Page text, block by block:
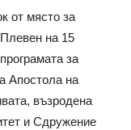
от място за
на 15
за
Апостола на
възродена
и Сдружение